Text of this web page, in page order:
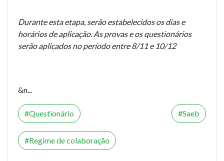
Durante esta etapa, serão estabelecidos os dias e
horários de aplicação. As provas e os questionários
serão aplicados no período entre 8/11 e 10/12
&n...
Questionário Saeb
Regime de colaboração